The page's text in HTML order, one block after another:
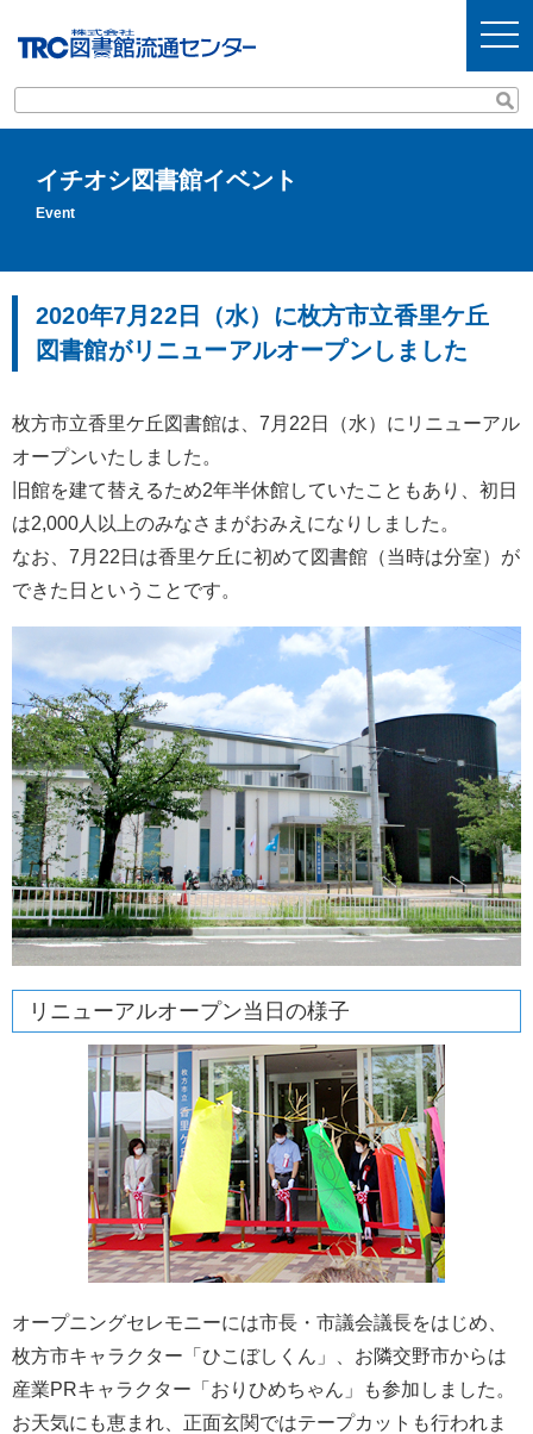
t
o
g
l
e
イチオシ図書館イベント
Event
2020年7月22日（水）に枚方市立香里ケ丘
図書館がリニューアルオープンしました
枚方市立香里ケ丘図書館は、7月22日（水）にリニューアル
オープンいたしました。
旧館を建て替えるため2年半休館していたこともあり、初日
は2,000人以上のみなさまがおみえになりしました。
なお、7月22日は香里ケ丘に初めて図書館（当時は分室）が
できた日ということです。
リニューアルオープン当日の様子
オープニングセレモニーには市長・市議会議長をはじめ、
枚方市キャラクター「ひこぼしくん」、お隣交野市からは
産業PRキャラクター「おりひめちゃん」も参加しました。
お天気にも恵まれ、正面玄関ではテープカットも行われま